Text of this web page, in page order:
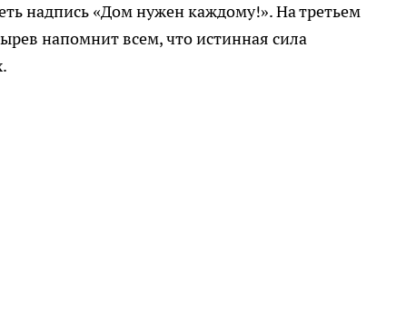
надпись «Дом нужен каждому!». На третьем
напомнит всем, что истинная сила